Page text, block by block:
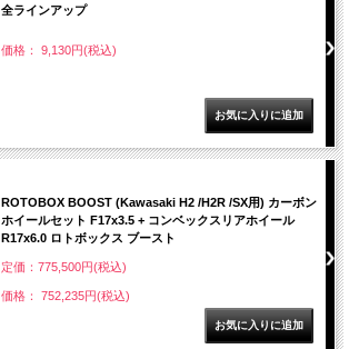
全ラインアップ
価格： 9,130円(税込)
ROTOBOX BOOST (Kawasaki H2 /H2R /SX用) カーボン
ホイールセット F17x3.5 + コンベックスリアホイール
R17x6.0 ロトボックス ブースト
定価：775,500円(税込)
価格： 752,235円(税込)